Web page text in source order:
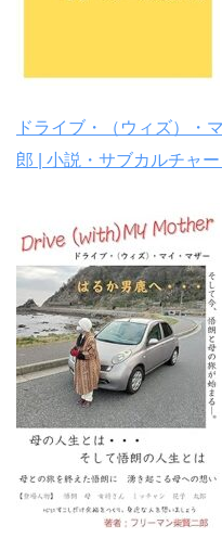
ドライブ・（ウィズ）・
郎 | 小説・サブカルチャ